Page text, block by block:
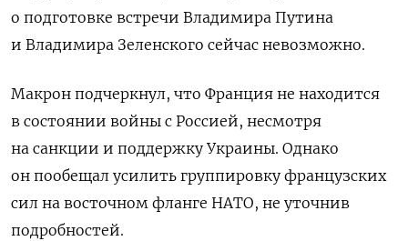
о подготовке встречи Владимира Путина
и Владимира Зеленского сейчас невозможно.
Макрон подчеркнул, что Франция не находится
в состоянии войны с Россией, несмотря
на санкции и поддержку Украины. Однако
он пообещал усилить группировку французских
сил на восточном фланге НАТО, не уточнив
подробностей.